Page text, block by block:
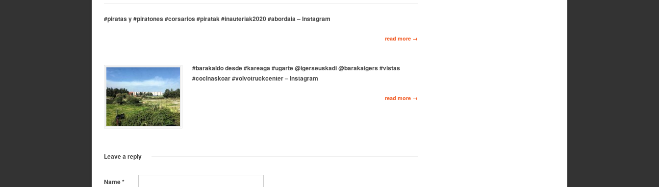
#piratas y #piratones #corsarios #piratak #inauteriak2020 #abordaia – Instagram
read more →
#barakaldo desde #kareaga #ugarte @igerseuskadi @barakaigers #vistas
#cocinaskoar #volvotruckcenter – Instagram
read more →
Leave a reply
Name*